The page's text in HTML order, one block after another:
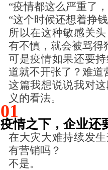
“疫情都这么严重了
“这个时候还想着挣
所以在这种敏感关
有不慎，就会被骂得
可是疫情如果还要
道就不开张了？难道
这篇我想说说我对
义的看法。
01
疫情之下，企业还
在大灾大难持续发
有营销吗？
不是。